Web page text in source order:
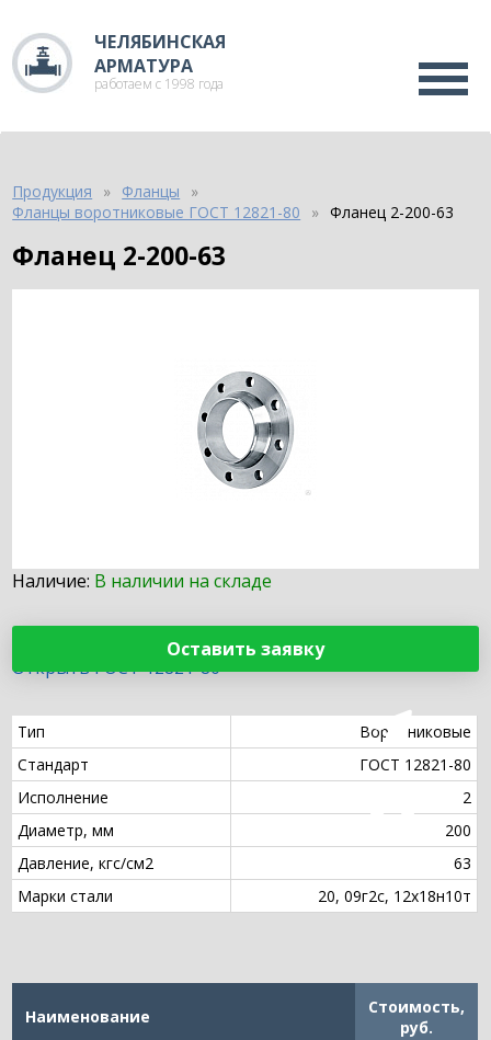
ЧЕЛЯБИНСКАЯ
АРМАТУРА
работаем с 1998 года
Продукция
Фланцы
Фланцы воротниковые ГОСТ 12821-80
Фланец 2-200-63
Фланец 2-200-63
Наличие: В наличии на складе
Оставить заявку
Открыть ГОСТ 12821-80
Тип
Воротниковые
Стандарт
ГОСТ 12821-80
Исполнение
2
Диаметр, мм
200
Давление, кгс/см2
63
Марки стали
20, 09г2с, 12х18н10т
Наименование
Стоимость,
руб.